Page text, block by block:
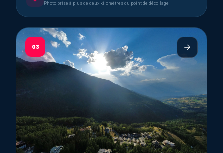
Photo prise à plus de deux kilomètres du point de décollage
03